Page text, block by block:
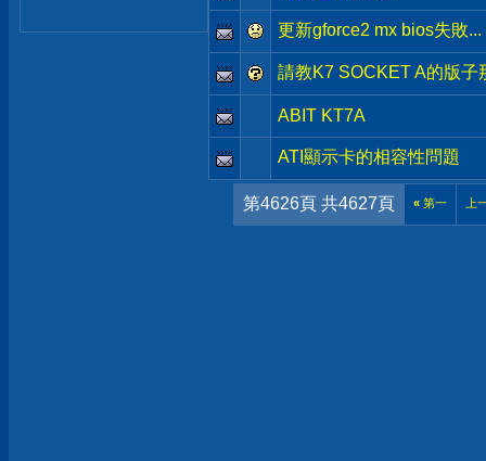
更新gforce2 mx bios失敗...
請教K7 SOCKET A的版子
ABIT KT7A
ATI顯示卡的相容性問題
第4626頁 共4627頁 «第一 上